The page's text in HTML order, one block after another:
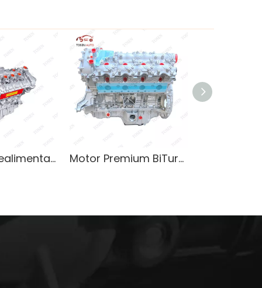
Motor sobrealimentado para soluciones de motor BMW N63 Twinturbo V8 Motor Premium BiTurbo V8 M278.932 Compatible con modelos Mercedes-Benz SUV